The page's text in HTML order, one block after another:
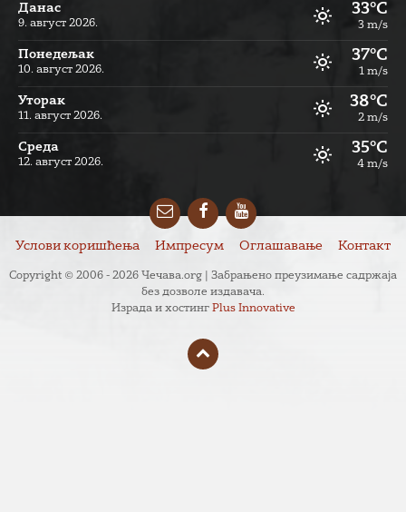
Данас
9. август 2026.
33°C
3 m/s
Понедељак
10. август 2026.
37°C
1 m/s
Уторак
11. август 2026.
38°C
2 m/s
Cреда
12. август 2026.
35°C
4 m/s
EmailFacebookYouTube
Услови коришћења Импресум Оглашавање Контакт
Copyright © 2006 - 2026 Чечава.org | Забрањено преузимање садржаја
без дозволе издавача.
Израда и хостинг Plus Innovative